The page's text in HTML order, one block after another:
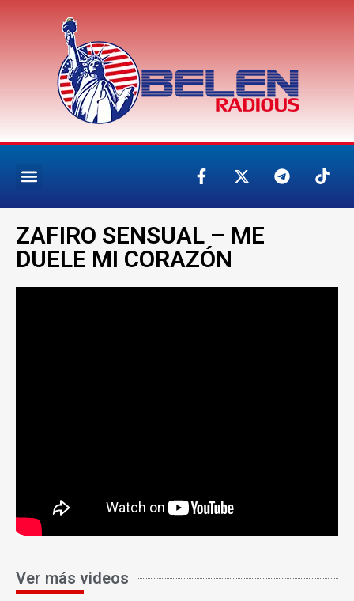
ZAFIRO SENSUAL – ME
DUELE MI CORAZÓN
Ver más videos